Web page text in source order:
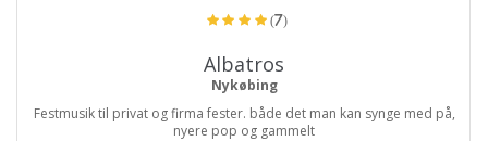
(7)
Albatros
Nykøbing
Festmusik til privat og firma fester. både det man kan synge med på,
nyere pop og gammelt